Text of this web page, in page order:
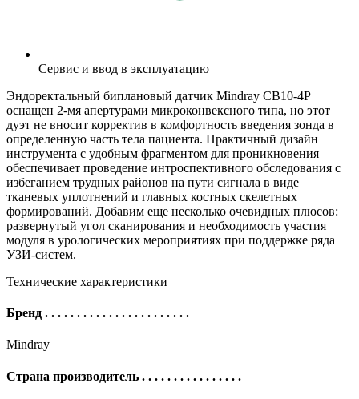
Сервис и ввод в эксплуатацию
Эндоректальный биплановый датчик Mindray CB10-4P
оснащен 2-мя апертурами микроконвексного типа, но этот
дуэт не вносит корректив в комфортность введения зонда в
определенную часть тела пациента. Практичный дизайн
инструмента с удобным фрагментом для проникновения
обеспечивает проведение интроспективного обследования с
избеганием трудных районов на пути сигнала в виде
тканевых уплотнений и главных костных скелетных
формирований. Добавим еще несколько очевидных плюсов:
развернутый угол сканирования и необходимость участия
модуля в урологических мероприятиях при поддержке ряда
УЗИ-систем.
Технические характеристики
Бренд . . . . . . . . . . . . . . . . . . . . . . .
Mindray
Страна производитель . . . . . . . . . . . . . . . .